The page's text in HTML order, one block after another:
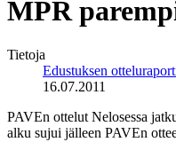
MPR
Tietoja
Edustuksen
16.07.2011
PAVEn ottelut Nelosessa
alku sujui jälleen PAVEn